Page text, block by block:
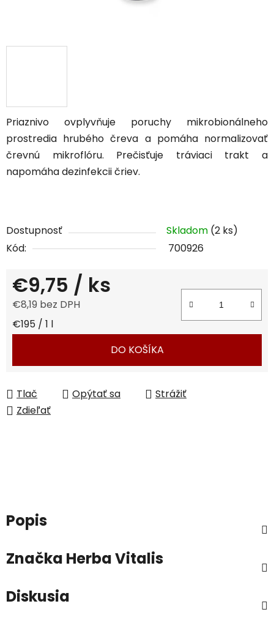
Priaznivo ovplyvňuje poruchy mikrobionálneho
prostredia hrubého čreva a pomáha normalizovať
črevnú mikroflóru. Prečisťuje tráviaci trakt a
napomáha dezinfekcii čriev.
Dostupnosť Skladom (2 ks)
Kód:
700926
€9,75 / ks
€8,19 bez DPH
Jednotková cena:
€195 / 1 l
DO KOŠÍKA
Tlač Opýtať sa
Strážiť
Zdieľať
Popis
Značka Herba Vitalis
Diskusia